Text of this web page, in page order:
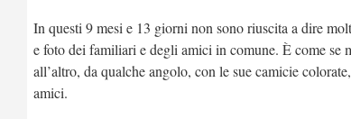
In questi 9 mesi e 13 giorni non sono riuscita a dire
e foto dei familiari e degli amici in comune. È come se
all’altro, da qualche angolo, con le sue camicie
amici.